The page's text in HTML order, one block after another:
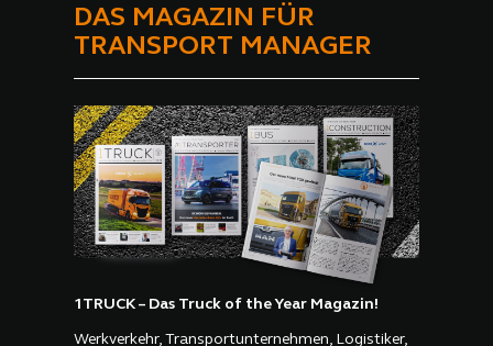
DAS MAGAZIN FÜR
TRANSPORT MANAGER
1TRUCK – Das Truck of the Year Magazin!
Werkverkehr, Transportunternehmen, Logistiker,